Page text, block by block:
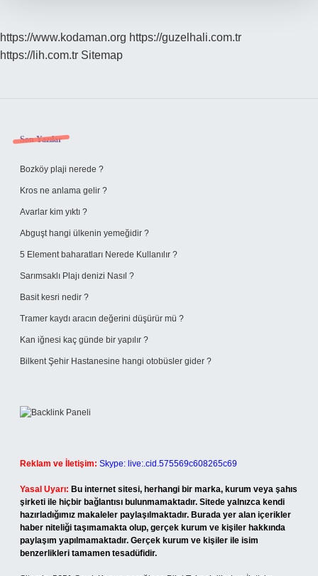
https://www.kodaman.org https://guzelhali.com.tr
https://lih.com.tr Sitemap
Sidebar
Son Yazılar
Bozköy plaji nerede ?
Kros ne anlama gelir ?
Avarlar kim yıktı ?
Abguşt hangi ülkenin yemeğidir ?
5 Element baharatları Nerede Kullanılır ?
Sarımsaklı Plajı denizi Nasıl ?
Basit kesri nedir ?
Tramer kaydı aracın değerini düşürür mü ?
Kan iğnesi kaç günde bir yapılır ?
Bilkent Şehir Hastanesine hangi otobüsler gider ?
Reklam ve İletişim: Skype: live:.cid.575569c608265c69
Yasal Uyarı: Bu internet sitesi, herhangi bir marka, kurum veya şahıs
şirketi ile hiçbir bağlantısı bulunmamaktadır. Sitede yalnızca kendi
hazırladığımız makaleler paylaşılmaktadır. Burada yer alan içerikler
haber niteliği taşımamakta olup, gerçek kurum ve kişiler hakkında
paylaşım yapılmamaktadır. Gerçek kurum ve kişiler ile isim
benzerlikleri tamamen tesadüfidir.